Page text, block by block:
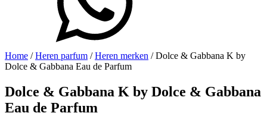
Home /Heren parfum /Heren merken / Dolce & Gabbana K by
Dolce & Gabbana Eau de Parfum
Dolce & Gabbana K by Dolce & Gabbana
Eau de Parfum